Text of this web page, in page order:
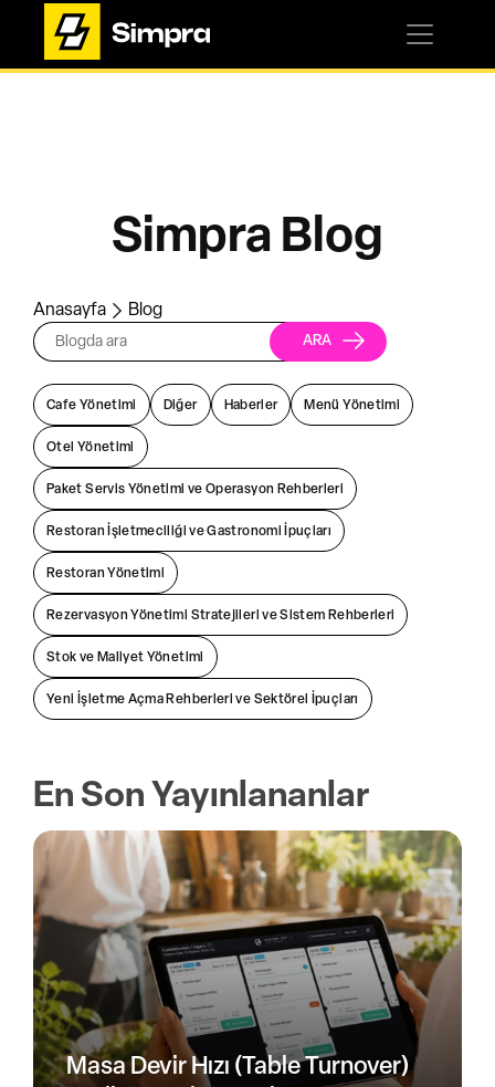
Simpra Blog
Anasayfa Blog
Cafe Yönetimi Diğer Haberler Menü Yönetimi
Otel Yönetimi
Paket Servis Yönetimi ve Operasyon Rehberleri
Restoran İşletmeciliği ve Gastronomi İpuçları
Restoran Yönetimi
Rezervasyon Yönetimi Stratejileri ve Sistem Rehberleri
Stok ve Maliyet Yönetimi
Yeni İşletme Açma Rehberleri ve Sektörel İpuçları
En Son Yayınlananlar
Masa Devir Hızı (Table Turnover)